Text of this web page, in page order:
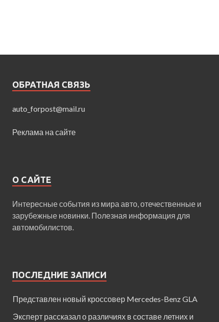
ОБРАТНАЯ СВЯЗЬ
auto_forpost@mail.ru
Реклама на сайте
О САЙТЕ
Интересные события из мира авто, отечественные и
зарубежные новинки. Полезная информация для
автомобилистов.
ПОСЛЕДНИЕ ЗАПИСИ
Представлен новый кроссовер Mercedes-Benz GLA
Эксперт рассказал о различиях в составе летних и